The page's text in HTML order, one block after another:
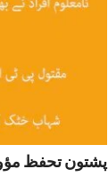
پشتون تحفظ